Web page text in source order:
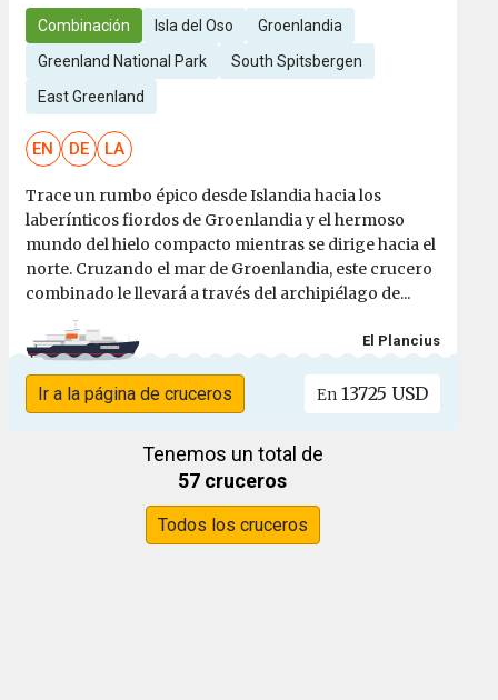
Combinación Isla del Oso Groenlandia
Greenland National Park South Spitsbergen
East Greenland
EN DE LA
Trace un rumbo épico desde Islandia hacia los
laberínticos fiordos de Groenlandia y el hermoso
mundo del hielo compacto mientras se dirige hacia el
norte. Cruzando el mar de Groenlandia, este crucero
combinado le llevará a través del archipiélago de...
El Plancius
Ir a la página de cruceros En 13725 USD
Tenemos un total de
57 cruceros
Todos los cruceros